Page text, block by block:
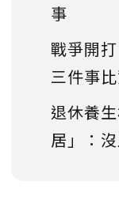
事
戰爭開
三件事
退休養
居」：